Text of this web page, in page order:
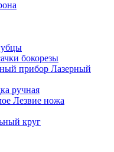
бокорезы
Лазерный
ручная
Лезвие ножа
круг